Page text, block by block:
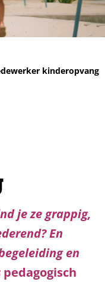
kinderopvang
je ze grappig,
En
en
pedagogisch